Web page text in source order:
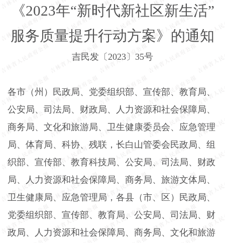
《2023年“新时代新社区新生活”
服务质量提升行动方案》的通知
吉民发〔2023〕 35号
各市（州）民政局、党委组织部、宣传部、教育局、
公安局、司法局、财政局、人力资源和社会保障局、
商务局、文化和旅游局、卫生健康委员会、应急管理
局、体育局、科协、残联，长白山管委会民政局、组
织部、宣传部、教育科技局、公安局、司法局、财政
局、人力资源和社会保障局、商务局、旅游文体局、
卫生健康局、应急管理局，各县（市、区）民政局、
党委组织部、宣传部、教育局、公安局、司法局、财
政局、人力资源和社会保障局、商务局、文化和旅游